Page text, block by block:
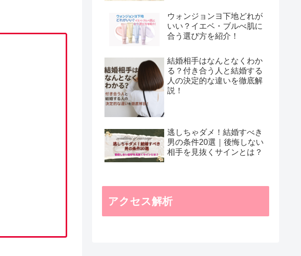
ウォンジョンヨ下地どれが
いい？イエベ・ブルべ肌に
合う選び方を紹介！
結婚相手はなんとなくわか
る？付き合う人と結婚する
人の決定的な違いを徹底解
説！
逃しちゃダメ！結婚すべき
男の条件20選｜後悔しない
相手を見抜くサインとは？
アクセス解析